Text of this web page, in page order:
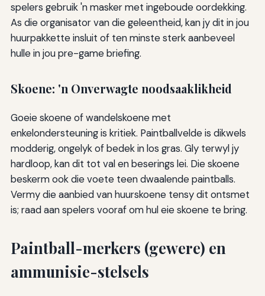
spelers gebruik 'n masker met ingeboude oordekking.
As die organisator van die geleentheid, kan jy dit in jou
huurpakkette insluit of ten minste sterk aanbeveel
hulle in jou pre-game briefing.
Skoene: 'n Onverwagte noodsaaklikheid
Goeie skoene of wandelskoene met
enkelondersteuning is kritiek. Paintballvelde is dikwels
modderig, ongelyk of bedek in los gras. Gly terwyl jy
hardloop, kan dit tot val en beserings lei. Die skoene
beskerm ook die voete teen dwaalende paintballs.
Vermy die aanbied van huurskoene tensy dit ontsmet
is; raad aan spelers vooraf om hul eie skoene te bring.
Paintball-merkers (gewere) en
ammunisie-stelsels